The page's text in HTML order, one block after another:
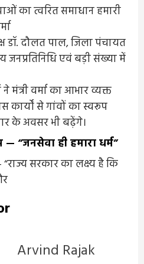
डॉ. दौलत पाल, जिला पंचायत
जनप्रतिनिधि एवं बड़ी संख्या में
मंत्री वर्मा का आभार व्यक्त
कार्यों से गांवों का स्वरूप
के अवसर भी बढ़ेंगे।
“जनसेवा ही हमारा धर्म”
सरकार का लक्ष्य है कि
Arvind Rajak